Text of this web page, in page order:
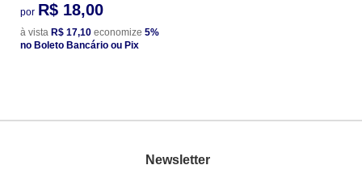
por R$ 18,00
à vista R$ 17,10 economize 5%
no Boleto Bancário ou Pix
Newsletter